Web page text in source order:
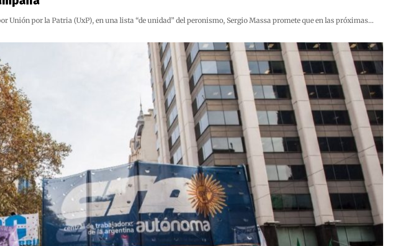
Unión por la Patria (UxP), en una lista “de unidad” del peronismo, Sergio Massa promete que en las próximas…